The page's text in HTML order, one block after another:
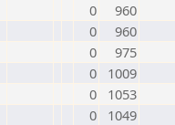
0
960
0
960
0
975
0
1009
0
1053
0
1049